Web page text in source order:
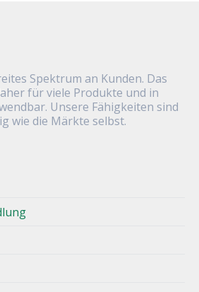
Spektrum an Kunden. Das
für viele Produkte und in
Unsere Fähigkeiten sind
wie die Märkte selbst.